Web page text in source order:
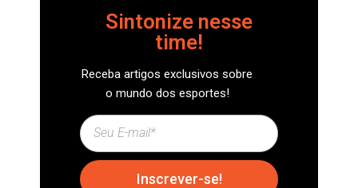
Sintonize nesse
time!
Receba artigos exclusivos sobre
o mundo dos esportes!
Inscrever-se!